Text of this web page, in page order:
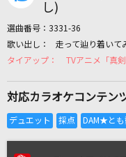
カ
し)
選曲番号： 3331-36
走って辿り着いて
TVアニメ「真
対応カラオケコンテン